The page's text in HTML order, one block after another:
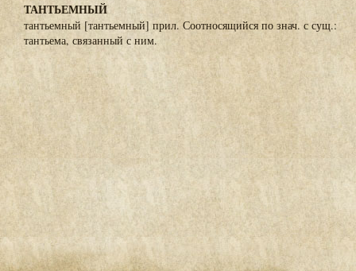
ТАНТЬЕМНЫЙ
тантьемный [тантьемный] прил. Соотносящийся по знач. с сущ.:
тантьема, связанный с ним.